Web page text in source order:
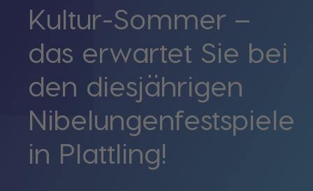
Kultur-Sommer –
das erwartet Sie bei
den diesjährigen
Nibelungenfestspiele
in Plattling!